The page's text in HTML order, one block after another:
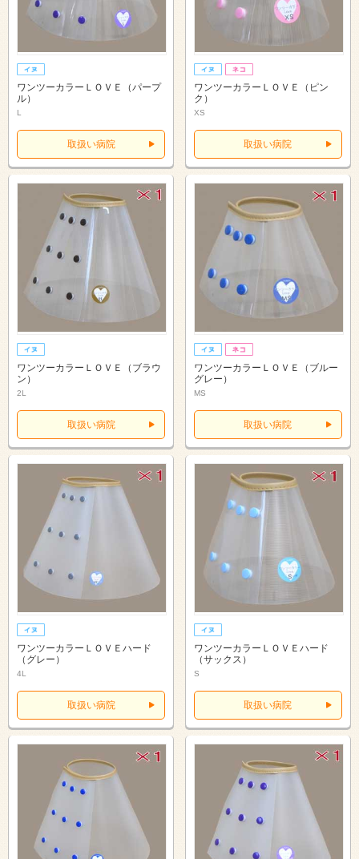
ワンツーカラーＬＯＶＥ（パープ
ル）
L
取扱い病院
ワンツーカラーＬＯＶＥ（ピン
ク）
XS
取扱い病院
ワンツーカラーＬＯＶＥ（ブラウ
ン）
2L
取扱い病院
ワンツーカラーＬＯＶＥ（ブルー
グレー）
MS
取扱い病院
ワンツーカラーＬＯＶＥハード
（グレー）
4L
取扱い病院
ワンツーカラーＬＯＶＥハード
（サックス）
S
取扱い病院